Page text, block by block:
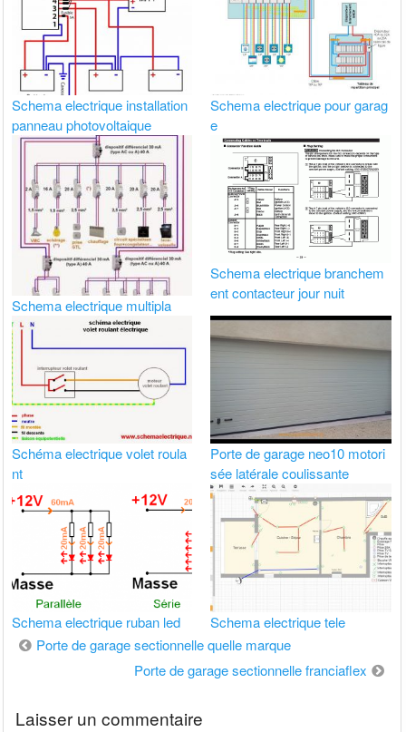
Schema electrique installation
panneau photovoltaique
Schema electrique pour garag
e
Schema electrique multipla
Schema electrique branchem
ent contacteur jour nuit
Schéma electrique volet roula
nt
Porte de garage neo10 motori
sée latérale coulissante
Schema electrique ruban led Schema electrique tele
Navigation
Porte de garage sectionnelle quelle marque
Porte de garage sectionnelle franciaflex
Laisser un commentaire